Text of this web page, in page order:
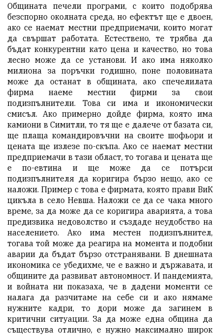
Общината печели програми, с които подобрява
безспорно околната среда, но ефектът ще е двоен,
ако се наемат местни предприемачи, които могат
да свършат работата. Естествено, те трябва да
бъдат конкурентни като цена и качество, но това
лесно може да се установи. И ако има няколко
милиона за поръчки годишно, поне половината
може да останат в общината, ако спечелилата
фирма наеме местни фирми за свои
подизпълнители. Това си има и икономически
смисъл. Ако примерно дойде фирма, която има
камиони в Симитли, то тя ще е далече от базата си,
ще плаща командировъчни на своите шофьори и
цената ще излезе по-скъпа. Ако се наемат местни
предприемачи в тази област, то тогава и цената ще
е по-евтина и ще може да се потърси
подизпълнителя да коригира бързо нещо, ако се
наложи. Пример с това е фирмата, която прави ВиК
цикъла в село Невша. Наложи се да се чака много
време, за да може да се коригира аварията, а това
предизвика недоволство и създаде неудобство на
населението. Ако има местен подизпълнител,
тогава той може да реагира на момента и подобни
аварии да бъдат бързо отстранявани. В днешната
икономика се убедихме, че е важно и държавата, и
общините да развиват автономност. И пандемията,
и войната ни показаха, че в дадени моменти се
налага да разчитаме на себе си и ако нямаме
нужните кадри, то дори може да загинем в
критични ситуации. За да може една община да
съществува отлично, е нужно максимално широк